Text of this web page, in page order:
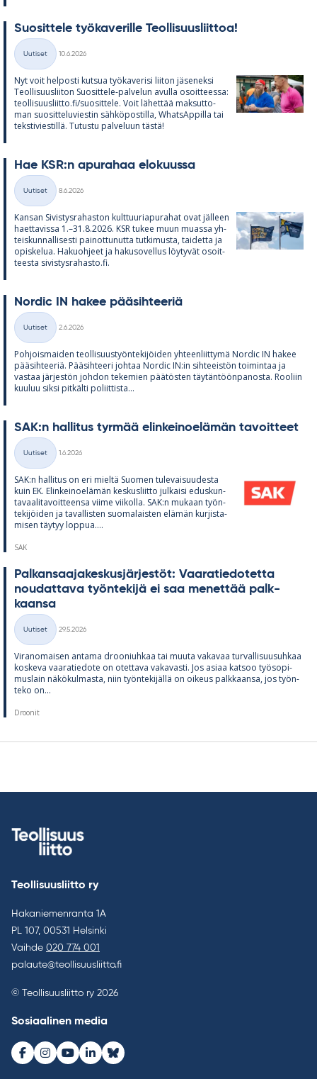
Suo­sit­tele työ­ka­ve­rille Teol­li­suus­liit­toa!
Kategoriat
Uutiset
10.6.2026
Nyt voit hel­posti kut­sua työ­ka­ve­risi lii­ton jä­se­neksi
Teol­li­suus­lii­ton Suo­sit­tele-pal­ve­lun avulla osoit­teessa:
teol­li­suus­liitto.fi/suo­sit­tele. Voit lä­het­tää mak­sut­to­
man suo­sit­te­lu­vies­tin säh­kö­pos­tilla, What­sAp­pilla tai
teks­ti­vies­tillä. Tu­tustu pal­ve­luun tästä!
Hae KSR:n apu­ra­haa elo­kuussa
Kategoriat
Uutiset
8.6.2026
Kan­san Si­vis­tys­ra­has­ton kult­tuu­ria­pu­ra­hat ovat jäl­leen
haet­ta­vissa 1.–31.8.2026. KSR tu­kee muun muassa yh­
teis­kun­nal­li­sesti pai­not­tu­nutta tut­ki­musta, tai­detta ja
opis­ke­lua. Ha­kuoh­jeet ja ha­kuso­vel­lus löy­ty­vät osoit­
teesta si­vis­tys­ra­hasto.fi.
Nor­dic IN ha­kee pää­sih­tee­riä
Kategoriat
Uutiset
2.6.2026
Poh­jois­mai­den teol­li­suus­työn­te­ki­jöi­den yh­teen­liit­tymä Nor­dic IN ha­kee
pää­sih­tee­riä. Pää­sih­teeri joh­taa Nor­dic IN:in sih­tee­is­tön toi­min­taa ja
vas­taa jär­jes­tön joh­don te­ke­mien pää­tös­ten täy­tän­töön­pa­nosta. Roo­liin
kuu­luu siksi pit­kälti po­liit­tista...
SAK:n hal­li­tus tyr­mää elin­kei­noe­lä­män ta­voit­teet
Kategoriat
Uutiset
1.6.2026
SAK:n hal­li­tus on eri mieltä Suo­men tu­le­vai­suu­desta
kuin EK. Elin­kei­noe­lä­män kes­kus­liitto jul­kaisi edus­kun­
ta­vaa­li­ta­voit­teensa viime vii­kolla. SAK:n mu­kaan työn­
te­ki­jöi­den ja ta­val­lis­ten suo­ma­lais­ten elä­män kur­jis­ta­
mi­sen täy­tyy lop­pua....
SAK
Pal­kan­saa­ja­kes­kus­jär­jes­töt: Vaa­ra­tie­do­tetta
nou­dat­tava työn­te­kijä ei saa me­net­tää palk­
kaansa
Kategoriat
Uutiset
29.5.2026
Vi­ran­omai­sen an­tama droo­niuh­kaa tai muuta va­ka­vaa tur­val­li­suusuh­kaa
kos­keva vaa­ra­tie­dote on otet­tava va­ka­vasti. Jos asiaa kat­soo työ­so­pi­
mus­lain nä­kö­kul­masta, niin työn­te­ki­jällä on oi­keus palk­kaansa, jos työn­
teko on...
Droonit
Teollisuusliitto ry
Hakaniemenranta 1A
PL 107, 00531 Helsinki
Vaihde 020 774 001
palaute@teollisuusliitto.fi
© Teollisuusliitto ry 2026
Sosiaalinen media
Facebook
Instagram
Youtube
LinkedInBluesky